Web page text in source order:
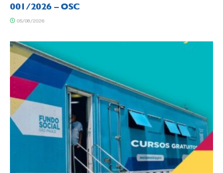
001/2026 – OSC
05/08/2026